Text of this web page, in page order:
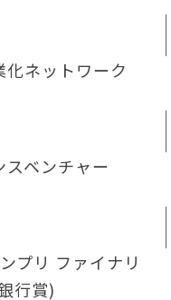
ネットワーク
ベンチャー
プリ ファイナリ
行賞)